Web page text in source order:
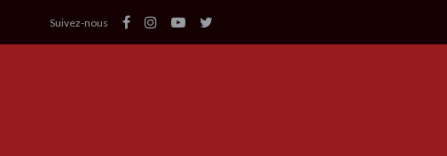
Suivez-nous